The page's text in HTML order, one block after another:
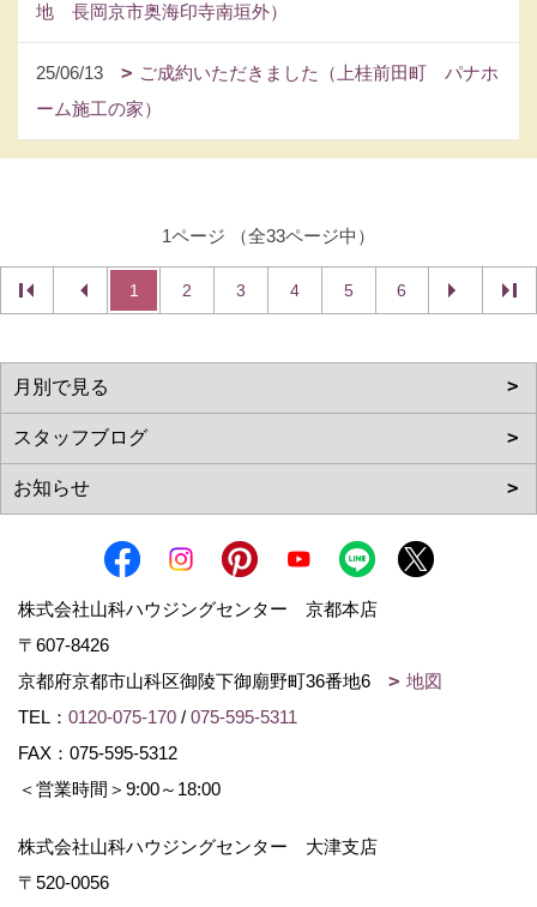
地 長岡京市奥海印寺南垣外）
25/06/13
ご成約いただきました（上桂前田町 パナホ
ーム施工の家）
1ページ （全33ページ中）
1 2 3 4 5 6
株式会社山科ハウジングセンター 京都本店
〒607-8426
京都府京都市山科区御陵下御廟野町36番地6
地図
TEL： 0120-075-170 / 075-595-5311
FAX：075-595-5312
＜営業時間＞9:00～18:00
株式会社山科ハウジングセンター 大津支店
〒520-0056